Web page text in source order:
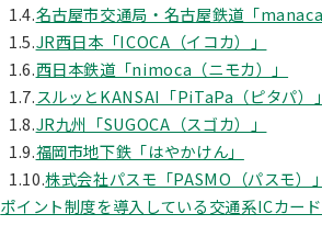
1.4.名古屋市交通局・名古屋鉄道「manaca
1.5.JR西日本「ICOCA（イコカ）」
1.6.西日本鉄道「nimoca（ニモカ）」
1.7.スルッとKANSAI「PiTaPa（ピタパ）」
1.8.JR九州「SUGOCA（スゴカ）」
1.9.福岡市地下鉄「はやかけん」
1.10.株式会社パスモ「PASMO（パスモ）」
ポイント制度を導入している交通系ICカー